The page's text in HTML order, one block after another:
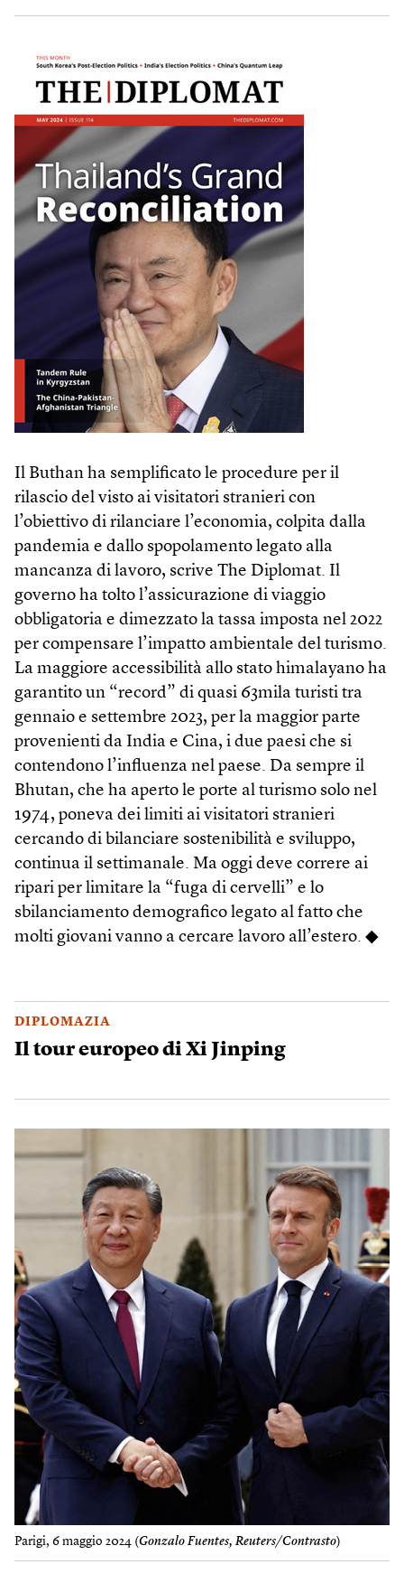
Il Buthan ha semplificato le procedure per il
rilascio del visto ai visitatori stranieri con
l’obiettivo di rilanciare l’economia, colpita dalla
pandemia e dallo spopolamento legato alla
mancanza di lavoro, scrive The Diplomat. Il
governo ha tolto l’assicurazione di viaggio
obbligatoria e dimezzato la tassa imposta nel 2022
per compensare l’impatto ambientale del turismo.
La maggiore accessibilità allo stato himalayano ha
garantito un “record” di quasi 63mila turisti tra
gennaio e settembre 2023, per la maggior parte
provenienti da India e Cina, i due paesi che si
contendono l’influenza nel paese. Da sempre il
Bhutan, che ha aperto le porte al turismo solo nel
1974, poneva dei limiti ai visitatori stranieri
cercando di bilanciare sostenibilità e sviluppo,
continua il settimanale. Ma oggi deve correre ai
ripari per limitare la “fuga di cervelli” e lo
sbilanciamento demografico legato al fatto che
molti giovani vanno a cercare lavoro all’estero. ◆
DIPLOMAZIA
Il tour europeo di Xi Jinping
Parigi, 6 maggio 2024 (Gonzalo Fuentes, Reuters/Contrasto)